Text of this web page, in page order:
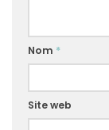
Nom *
Site web